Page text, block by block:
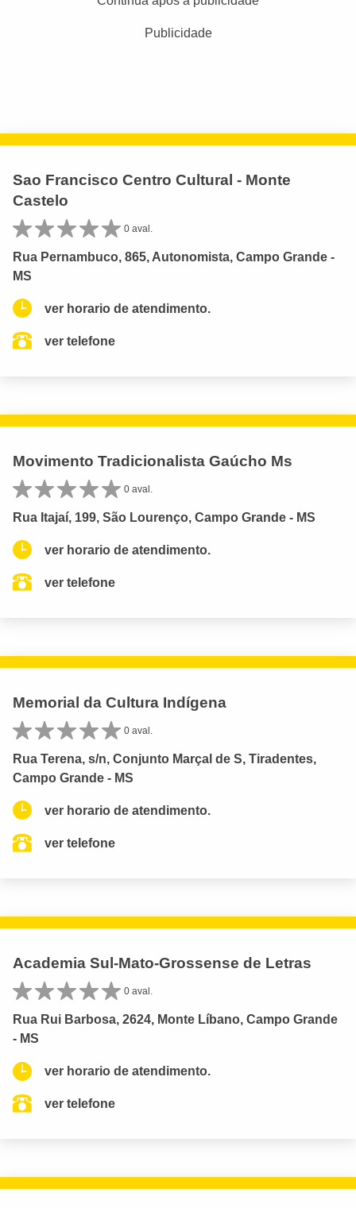
Publicidade
Sao Francisco Centro Cultural - Monte
Castelo
0 aval.
Rua Pernambuco, 865, Autonomista, Campo Grande -
MS
ver horario de atendimento.
ver telefone
Movimento Tradicionalista Gaúcho Ms
0 aval.
Rua Itajaí, 199, São Lourenço, Campo Grande - MS
ver horario de atendimento.
ver telefone
Memorial da Cultura Indígena
0 aval.
Rua Terena, s/n, Conjunto Marçal de S, Tiradentes,
Campo Grande - MS
ver horario de atendimento.
ver telefone
Academia Sul-Mato-Grossense de Letras
0 aval.
Rua Rui Barbosa, 2624, Monte Líbano, Campo Grande
- MS
ver horario de atendimento.
ver telefone